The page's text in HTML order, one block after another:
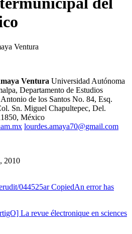
Ventura
Ventura Universidad Autónoma
Departamento de Estudios
de los Santos No. 84, Esq.
Sn. Miguel Chapultepec, Del.
México
lourdes.amaya70@gmail.com
2010
044525arCopiedAn error has
La revue électronique en sciences